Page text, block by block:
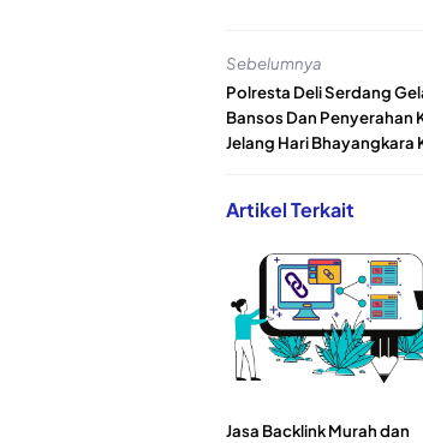
Sebelumnya
Polresta Deli Serdang
Bansos Dan Penyerahan
Jelang Hari Bhayangkara
Artikel Terkait
Jasa Backlink Murah dan